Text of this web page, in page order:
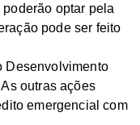
optar pela
pode ser feito
Desenvolvimento
outras ações
emergencial com